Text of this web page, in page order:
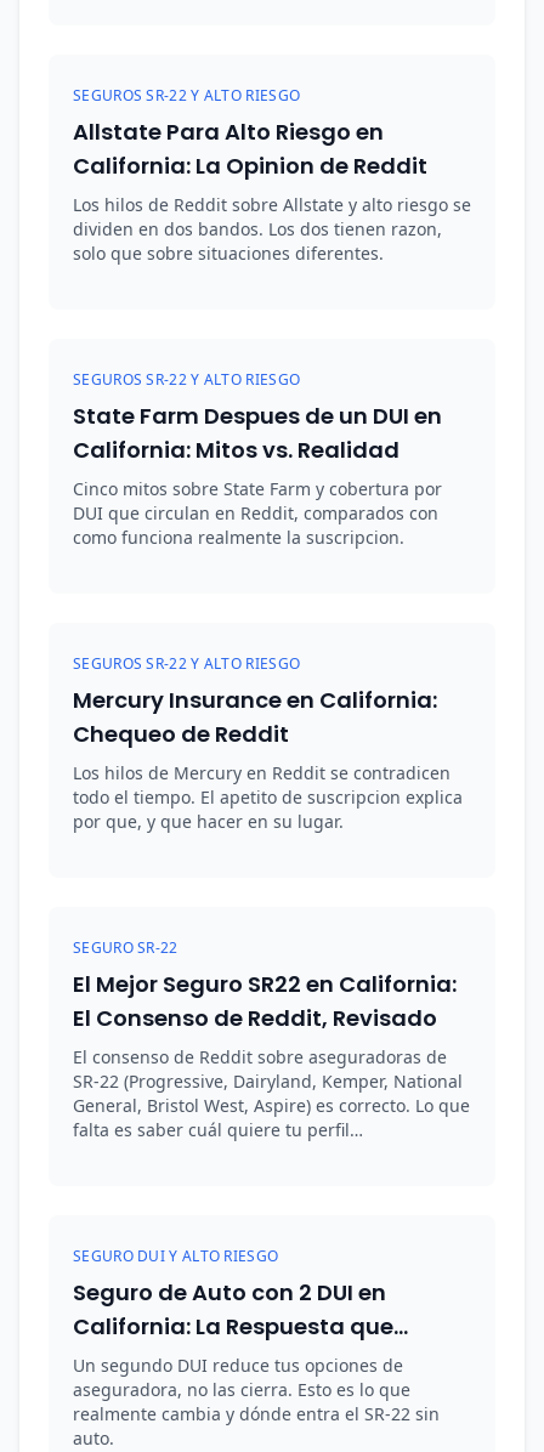
SEGUROS SR-22 Y ALTO RIESGO
Allstate Para Alto Riesgo en
California: La Opinion de Reddit
Los hilos de Reddit sobre Allstate y alto riesgo se
dividen en dos bandos. Los dos tienen razon,
solo que sobre situaciones diferentes.
SEGUROS SR-22 Y ALTO RIESGO
State Farm Despues de un DUI en
California: Mitos vs. Realidad
Cinco mitos sobre State Farm y cobertura por
DUI que circulan en Reddit, comparados con
como funciona realmente la suscripcion.
SEGUROS SR-22 Y ALTO RIESGO
Mercury Insurance en California:
Chequeo de Reddit
Los hilos de Mercury en Reddit se contradicen
todo el tiempo. El apetito de suscripcion explica
por que, y que hacer en su lugar.
SEGURO SR-22
El Mejor Seguro SR22 en California:
El Consenso de Reddit, Revisado
El consenso de Reddit sobre aseguradoras de
SR-22 (Progressive, Dairyland, Kemper, National
General, Bristol West, Aspire) es correcto. Lo que
falta es saber cuál quiere tu perfil…
SEGURO DUI Y ALTO RIESGO
Seguro de Auto con 2 DUI en
California: La Respuesta que
Reddit No Te Da
Un segundo DUI reduce tus opciones de
aseguradora, no las cierra. Esto es lo que
realmente cambia y dónde entra el SR-22 sin
auto.